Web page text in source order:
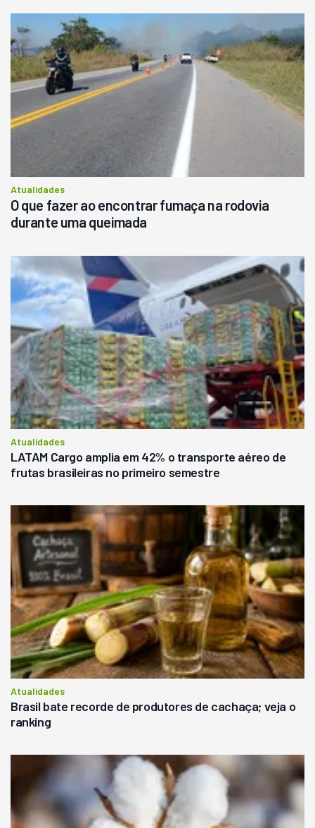
Atualidades
O que fazer ao encontrar fumaça na rodovia
durante uma queimada
Atualidades
LATAM Cargo amplia em 42% o transporte aéreo de
frutas brasileiras no primeiro semestre
Atualidades
Brasil bate recorde de produtores de cachaça; veja o
ranking